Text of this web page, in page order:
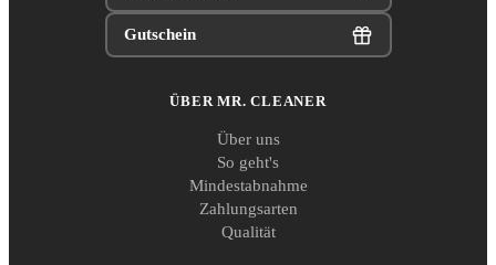
Gutschein
ÜBER MR. CLEANER
Über uns
So geht's
Mindestabnahme
Zahlungsarten
Qualität